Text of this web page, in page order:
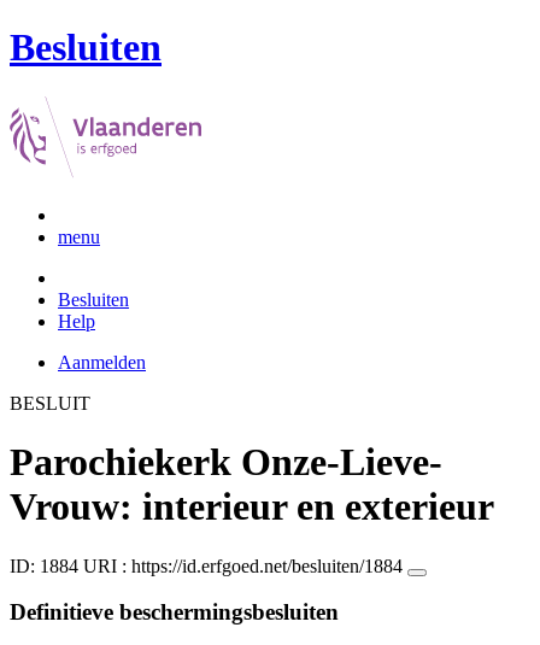
Besluiten
menu
Besluiten
Help
Aanmelden
BESLUIT
Parochiekerk Onze-Lieve-
Vrouw: interieur en exterieur
ID: 1884 URI : https://id.erfgoed.net/besluiten/1884
Definitieve beschermingsbesluiten